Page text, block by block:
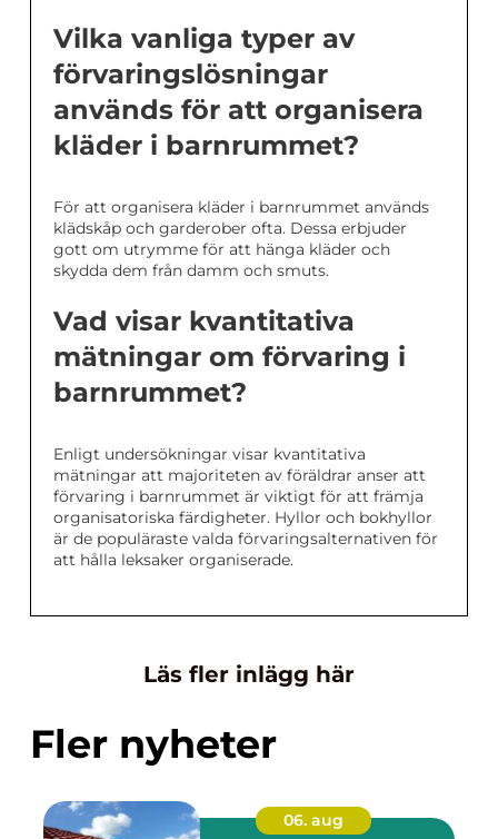
Vilka vanliga typer av
förvaringslösningar
används för att organisera
kläder i barnrummet?
För att organisera kläder i barnrummet används
klädskåp och garderober ofta. Dessa erbjuder
gott om utrymme för att hänga kläder och
skydda dem från damm och smuts.
Vad visar kvantitativa
mätningar om förvaring i
barnrummet?
Enligt undersökningar visar kvantitativa
mätningar att majoriteten av föräldrar anser att
förvaring i barnrummet är viktigt för att främja
organisatoriska färdigheter. Hyllor och bokhyllor
är de populäraste valda förvaringsalternativen för
att hålla leksaker organiserade.
Läs fler inlägg här
Fler nyheter
06. aug